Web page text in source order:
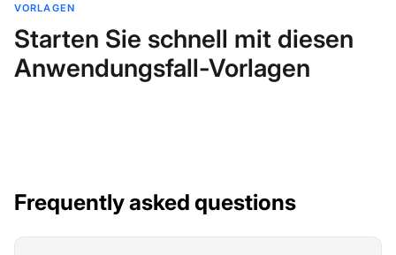
VORLAGEN
Starten Sie schnell mit diesen
Anwendungsfall-Vorlagen
Frequently asked questions